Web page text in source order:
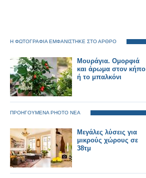
Η ΦΩΤΟΓΡΑΦΙΑ ΕΜΦΑΝΙΣΤΗΚΕ ΣΤΟ ΑΡΘΡΟ
Μουράγια. Ομορφιά
και άρωμα στον κήπο
ή το μπαλκόνι
ΠΡΟΗΓΟΥΜΕΝΑ PHOTO ΝΕΑ
Μεγάλες λύσεις για
μικρούς χώρους σε
38τμ